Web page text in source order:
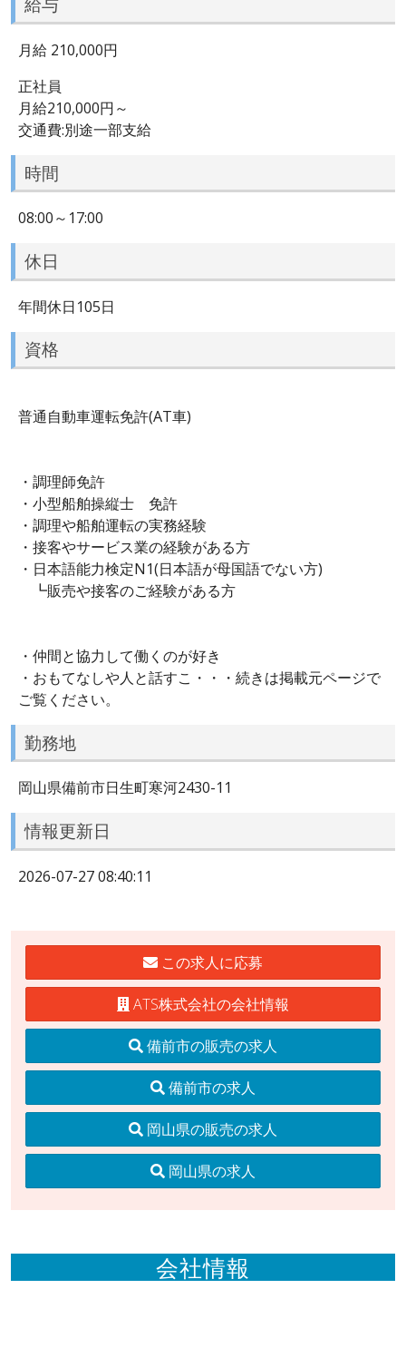
月給 210,000円
正社員
月給210,000円～
交通費:別途一部支給
時間
08:00～17:00
休日
年間休日105日
資格
普通自動車運転免許(AT車)
・調理師免許
・小型船舶操縦士 免許
・調理や船舶運転の実務経験
・接客やサービス業の経験がある方
・日本語能力検定N1(日本語が母国語でない方)
┗販売や接客のご経験がある方
・仲間と協力して働くのが好き
・おもてなしや人と話すこ・・・続きは掲載元ページで
ご覧ください。
勤務地
岡山県備前市日生町寒河2430-11
情報更新日
2026-07-27 08:40:11
この求人に応募
ATS株式会社の会社情報
備前市の販売の求人
備前市の求人
岡山県の販売の求人
岡山県の求人
会社情報